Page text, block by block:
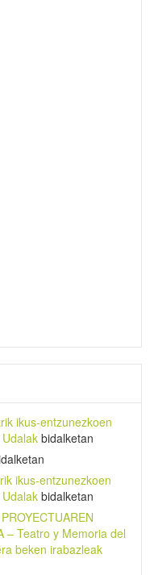
ikus-entzunezkoen
bidalketan
ikus-entzunezkoen
bidalketan
– Teatro y Memoria del
beken irabazleak